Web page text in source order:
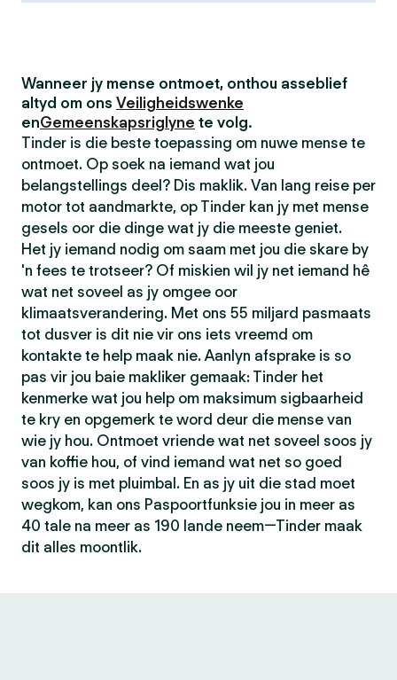
Wanneer jy mense ontmoet, onthou asseblief
altyd om ons Veiligheidswenke
enGemeenskapsriglyne te volg.
Tinder is die beste toepassing om nuwe mense te
ontmoet. Op soek na iemand wat jou
belangstellings deel? Dis maklik. Van lang reise per
motor tot aandmarkte, op Tinder kan jy met mense
gesels oor die dinge wat jy die meeste geniet.
Het jy iemand nodig om saam met jou die skare by
'n fees te trotseer? Of miskien wil jy net iemand hê
wat net soveel as jy omgee oor
klimaatsverandering. Met ons 55 miljard pasmaats
tot dusver is dit nie vir ons iets vreemd om
kontakte te help maak nie. Aanlyn afsprake is so
pas vir jou baie makliker gemaak: Tinder het
kenmerke wat jou help om maksimum sigbaarheid
te kry en opgemerk te word deur die mense van
wie jy hou. Ontmoet vriende wat net soveel soos jy
van koffie hou, of vind iemand wat net so goed
soos jy is met pluimbal. En as jy uit die stad moet
wegkom, kan ons Paspoortfunksie jou in meer as
40 tale na meer as 190 lande neem—Tinder maak
dit alles moontlik.